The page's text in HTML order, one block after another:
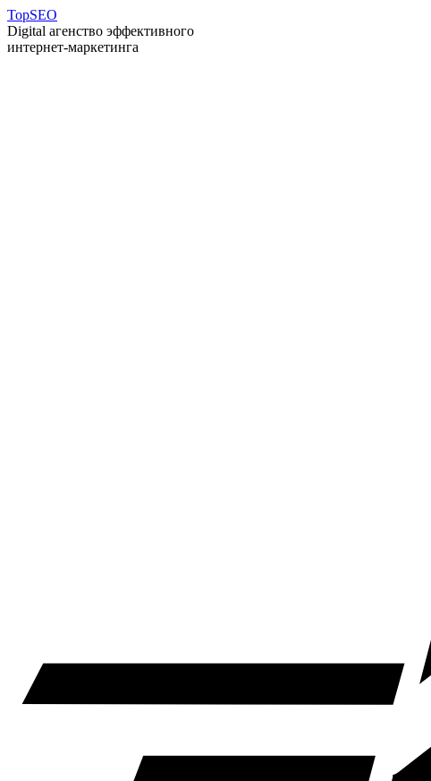
TopSEO
Digital агенство эффективного
интернет-маркетинга